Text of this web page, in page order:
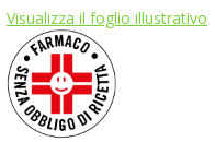
Visualizza il foglio illustrativo